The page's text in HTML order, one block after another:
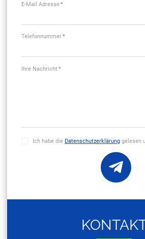
E-Mail Adresse*
Telefonnummer*
Ihre Nachricht *
Ich habe dieDatenschutzerklärung gelesen